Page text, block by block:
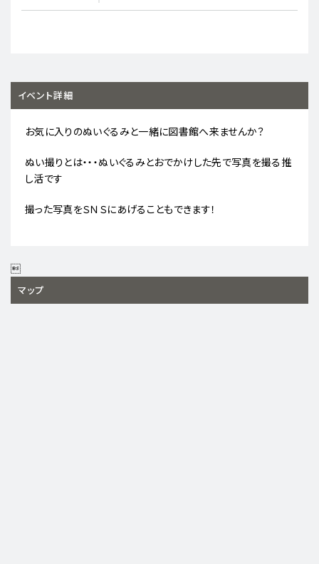
イベント詳細
お気に入りのぬいぐるみと一緒に図書館へ来ませんか？
ぬい撮りとは・・・ぬいぐるみとおでかけした先で写真を撮る推
し活です
撮った写真をＳＮＳにあげることもできます！

マップ